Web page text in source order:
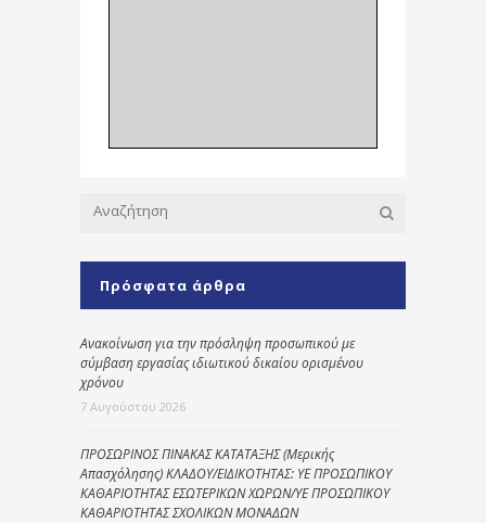
Πρόσφατα άρθρα
Ανακοίνωση για την πρόσληψη προσωπικού με
σύμβαση εργασίας ιδιωτικού δικαίου ορισμένου
χρόνου
7 Αυγούστου 2026
ΠΡΟΣΩΡΙΝΟΣ ΠΙΝΑΚΑΣ ΚΑΤΑΤΑΞΗΣ (Μερικής
Απασχόλησης) ΚΛΑΔΟΥ/ΕΙΔΙΚΟΤΗΤΑΣ: ΥΕ ΠΡΟΣΩΠΙΚΟΥ
ΚΑΘΑΡΙΟΤΗΤΑΣ ΕΣΩΤΕΡΙΚΩΝ ΧΩΡΩΝ/ΥΕ ΠΡΟΣΩΠΙΚΟΥ
ΚΑΘΑΡΙΟΤΗΤΑΣ ΣΧΟΛΙΚΩΝ ΜΟΝΑΔΩΝ